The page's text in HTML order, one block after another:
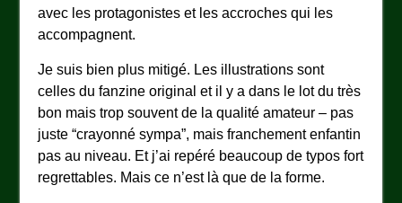
avec les protagonistes et les accroches qui les
accompagnent.
Je suis bien plus mitigé. Les illustrations sont
celles du fanzine original et il y a dans le lot du très
bon mais trop souvent de la qualité amateur – pas
juste “crayonné sympa”, mais franchement enfantin
pas au niveau. Et j’ai repéré beaucoup de typos fort
regrettables. Mais ce n’est là que de la forme.